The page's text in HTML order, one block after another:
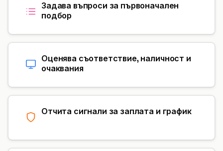
Задава въпроси за първоначален
подбор
Оценява съответствие, наличност и
очаквания
Отчита сигнали за заплата и график